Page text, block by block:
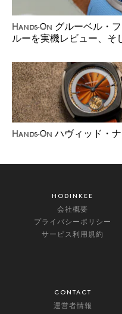
Hands-On グルーベル・
ルーを実機レビュー、そ
Hands-On ハヴィッド・
HODINKEE
会社概要
プライバシーポリシー
サービス利用規約
CONTACT
運営者情報